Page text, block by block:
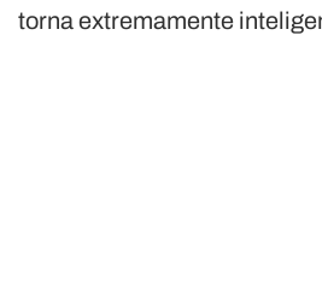
torna extremamente